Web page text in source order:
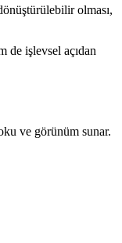
olması,
de işlevsel açıdan
ve görünüm sunar.